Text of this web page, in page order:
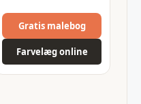
Gratis malebog
Farvelæg online